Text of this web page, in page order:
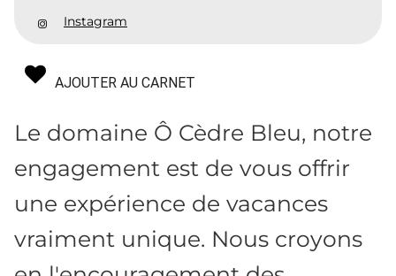
Instagram
AJOUTER AU CARNET
Le domaine Ô Cèdre Bleu, notre
engagement est de vous offrir
une expérience de vacances
vraiment unique. Nous croyons